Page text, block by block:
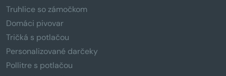
Truhlice so zámočkom
Domáci pivovar
Tričká s potlačou
Personalizované darčeky
Pollitre s potlačou